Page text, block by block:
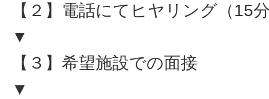
【２】電話にてヒヤリング（15
▼
【３】希望施設での面接
▼